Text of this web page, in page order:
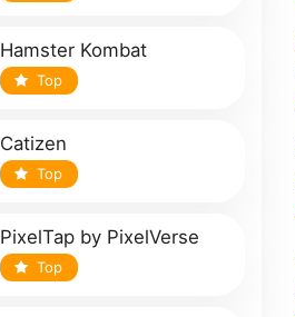
Hamster Kombat
Top
Catizen
Top
PixelTap by PixelVerse
Top